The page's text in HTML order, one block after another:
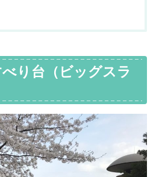
り台（ビッグスラ